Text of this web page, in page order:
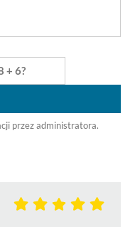
przez administratora.